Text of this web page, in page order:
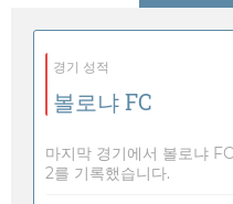
경기 성적
볼로냐 FC
마지막 경기에서 볼로냐
2를 기록했습니다.